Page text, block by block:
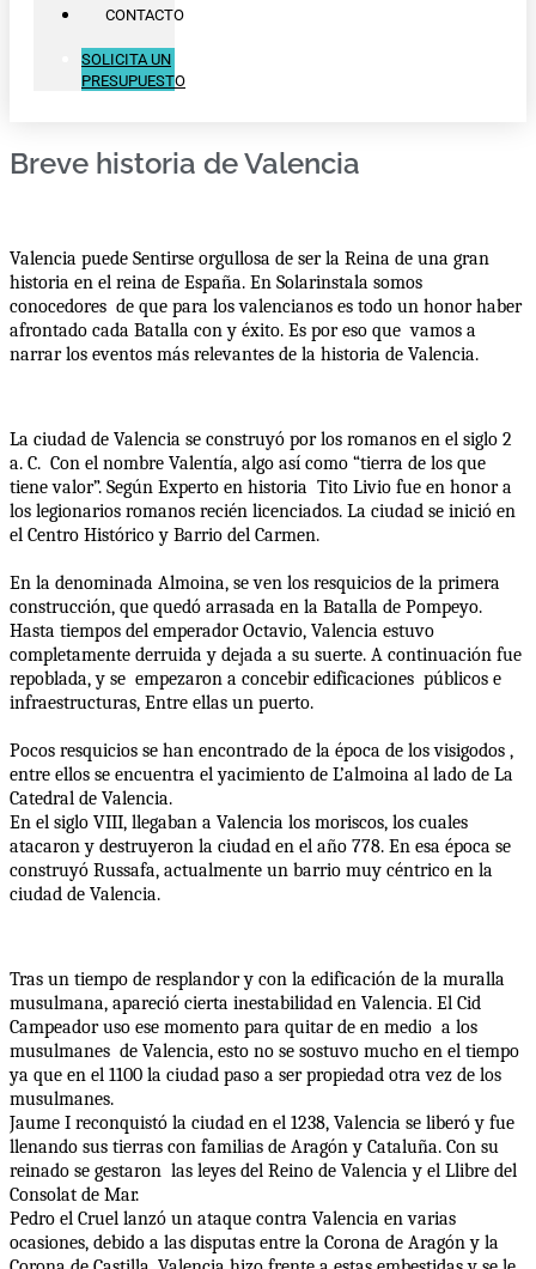
CONTACTO
SOLICITA UN
PRESUPUESTO
Breve historia de Valencia
Valencia puede Sentirse orgullosa de ser la Reina de una gran
historia en el reina de España. En Solarinstala somos
conocedores  de que para los valencianos es todo un honor haber
afrontado cada Batalla con y éxito. Es por eso que  vamos a
narrar los eventos más relevantes de la historia de Valencia.
La ciudad de Valencia se construyó por los romanos en el siglo 2
a. C.  Con el nombre Valentía, algo así como “tierra de los que
tiene valor”. Según Experto en historia  Tito Livio fue en honor a
los legionarios romanos recién licenciados. La ciudad se inició en
el Centro Histórico y Barrio del Carmen.
En la denominada Almoina, se ven los resquicios de la primera
construcción, que quedó arrasada en la Batalla de Pompeyo.
Hasta tiempos del emperador Octavio, Valencia estuvo
completamente derruida y dejada a su suerte. A continuación fue
repoblada, y se  empezaron a concebir edificaciones  públicos e
infraestructuras, Entre ellas un puerto.
Pocos resquicios se han encontrado de la época de los visigodos ,
entre ellos se encuentra el yacimiento de L’almoina al lado de La
Catedral de Valencia.
En el siglo VIII, llegaban a Valencia los moriscos, los cuales
atacaron y destruyeron la ciudad en el año 778. En esa época se
construyó Russafa, actualmente un barrio muy céntrico en la
ciudad de Valencia.
Tras un tiempo de resplandor y con la edificación de la muralla
musulmana, apareció cierta inestabilidad en Valencia. El Cid
Campeador uso ese momento para quitar de en medio  a los
musulmanes  de Valencia, esto no se sostuvo mucho en el tiempo
ya que en el 1100 la ciudad paso a ser propiedad otra vez de los
musulmanes.
Jaume I reconquistó la ciudad en el 1238, Valencia se liberó y fue
llenando sus tierras con familias de Aragón y Cataluña. Con su
reinado se gestaron  las leyes del Reino de Valencia y el Llibre del
Consolat de Mar.
Pedro el Cruel lanzó un ataque contra Valencia en varias
ocasiones, debido a las disputas entre la Corona de Aragón y la